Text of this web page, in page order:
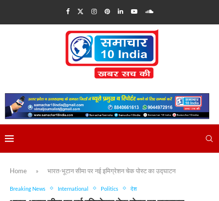
Home » भारत-भूटान सीमा पर नई इमिग्रेशन चेक पोस्ट का उद्घाटन
Breaking News International Politics देश